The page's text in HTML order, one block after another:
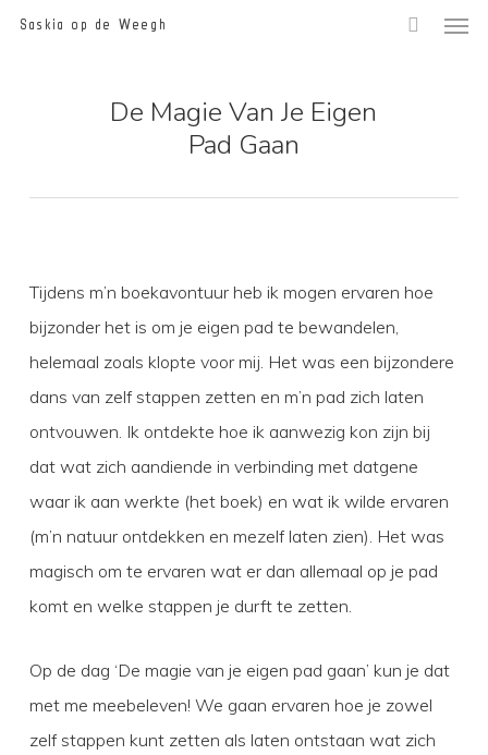
SkipSaskia op de Weegh
De Magie Van Je Eigen
Pad Gaan
Tijdens m’n boekavontuur heb ik mogen ervaren hoe
bijzonder het is om je eigen pad te bewandelen,
helemaal zoals klopte voor mij. Het was een bijzondere
dans van zelf stappen zetten en m’n pad zich laten
ontvouwen. Ik ontdekte hoe ik aanwezig kon zijn bij
dat wat zich aandiende in verbinding met datgene
waar ik aan werkte (het boek) en wat ik wilde ervaren
(m’n natuur ontdekken en mezelf laten zien). Het was
magisch om te ervaren wat er dan allemaal op je pad
komt en welke stappen je durft te zetten.
Op de dag ‘De magie van je eigen pad gaan’ kun je dat
met me meebeleven! We gaan ervaren hoe je zowel
zelf stappen kunt zetten als laten ontstaan wat zich